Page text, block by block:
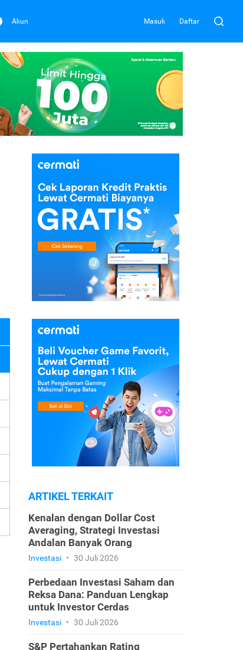
Akun Masuk Daftar
ARTIKEL TERKAIT
Kenalan dengan Dollar Cost
Averaging, Strategi Investasi
Andalan Banyak Orang
Investasi • 30 Juli 2026
Perbedaan Investasi Saham dan
Reksa Dana: Panduan Lengkap
untuk Investor Cerdas
Investasi • 30 Juli 2026
S&P Pertahankan Rating